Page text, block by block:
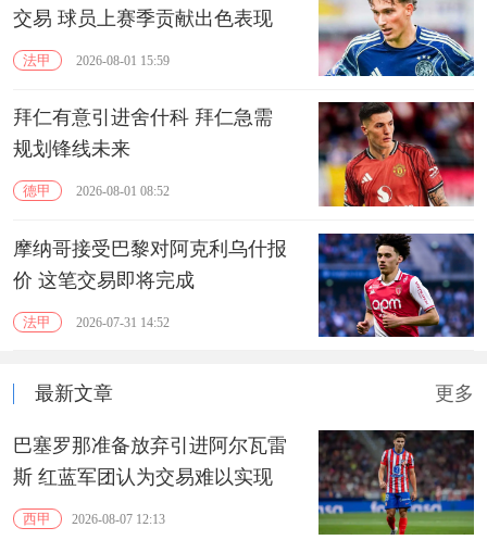
交易 球员上赛季贡献出色表现
法甲 2026-08-01 15:59
拜仁有意引进舍什科 拜仁急需
规划锋线未来
德甲 2026-08-01 08:52
摩纳哥接受巴黎对阿克利乌什报
价 这笔交易即将完成
法甲 2026-07-31 14:52
最新文章 更多
巴塞罗那准备放弃引进阿尔瓦雷
斯 红蓝军团认为交易难以实现
西甲 2026-08-07 12:13